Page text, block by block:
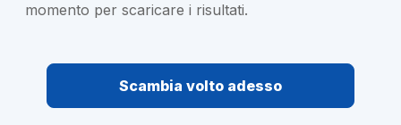
momento per scaricare i risultati.
Scambia volto adesso